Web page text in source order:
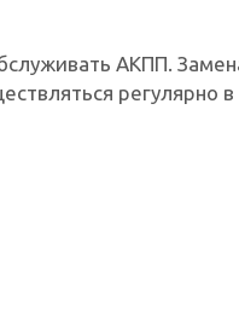
АКПП.
регулярно в